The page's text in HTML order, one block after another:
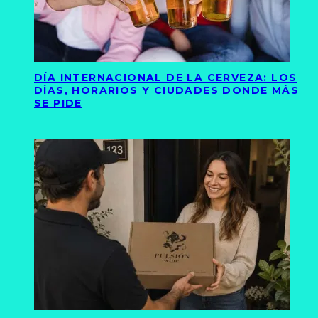
DÍA INTERNACIONAL DE LA CERVEZA: LOS
DÍAS, HORARIOS Y CIUDADES DONDE MÁS
SE PIDE